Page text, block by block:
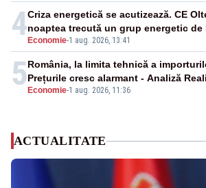
4 Economie-1 aug. 2026, 13:41
Criza energetică se acutizează. CE
noaptea trecută un grup energetic de
5 Economie-1 aug. 2026, 11:36
România, la limita tehnică a
Prețurile cresc alarmant - Analiză
ACTUALITATE